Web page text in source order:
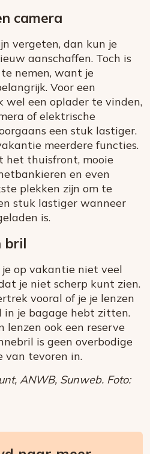
camera
vergeten, dan kun je
aanschaffen. Toch is
nemen, want je
Voor een
wel een oplader te vinden,
of elektrische
een stuk lastiger.
meerdere functies.
het thuisfront, mooie
en even
plekken zijn om te
stuk lastiger wanneer
is.
bril
op vakantie niet veel
je niet scherp kunt zien.
vooral of je je lenzen
in je bagage hebt zitten.
lenzen ook een reserve
is geen overbodige
van tevoren in.
ANWB, Sunweb. Foto: